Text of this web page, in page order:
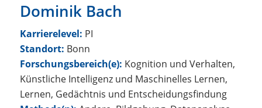
Dominik Bach
Karrierelevel: PI
Standort: Bonn
Forschungsbereich(e): Kognition und Verhalten,
Künstliche Intelligenz und Maschinelles Lernen,
Lernen, Gedächtnis und Entscheidungsfindung